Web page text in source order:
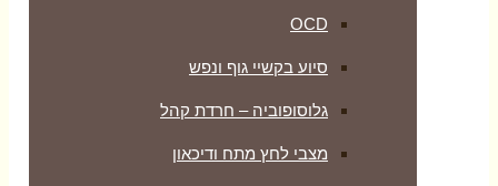
OCD
סיוע בקשיי גוף ונפש
גלוסופוביה – חרדת קהל
מצבי לחץ מתח ודיכאון